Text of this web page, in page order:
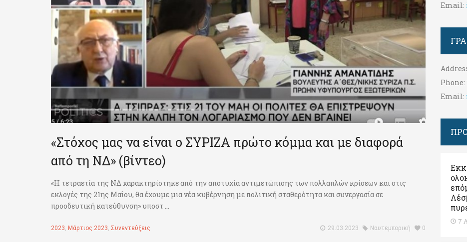
«Στόχος μας να είναι ο ΣΥΡΙΖΑ πρώτο κόμμα και με διαφορά
από τη ΝΔ» (βίντεο)
«Η τετραετία της ΝΔ χαρακτηρίστηκε από την αποτυχία αντιμετώπισης των πολλαπλών κρίσεων και στις
εκλογές της 21ης Μαΐου, θα έχουμε μια νέα κυβέρνηση με πολιτική σταθερότητα και συνεργασία σε
προοδευτική κατεύθυνση» υποστ ...
2023, Μάρτιος 2023, Συνεντεύξεις 29.03.2023 Ναυτεμπορική 0
Email:
Phone:
Email:
7